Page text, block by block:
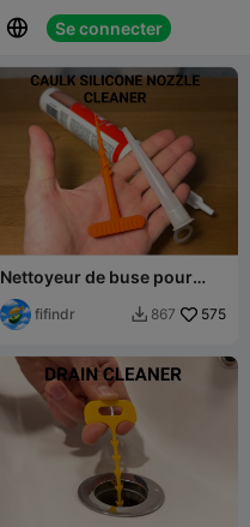
 Se connecter
 
Nettoyeur de buse pour
mastic / silicone
fifindr  867 575